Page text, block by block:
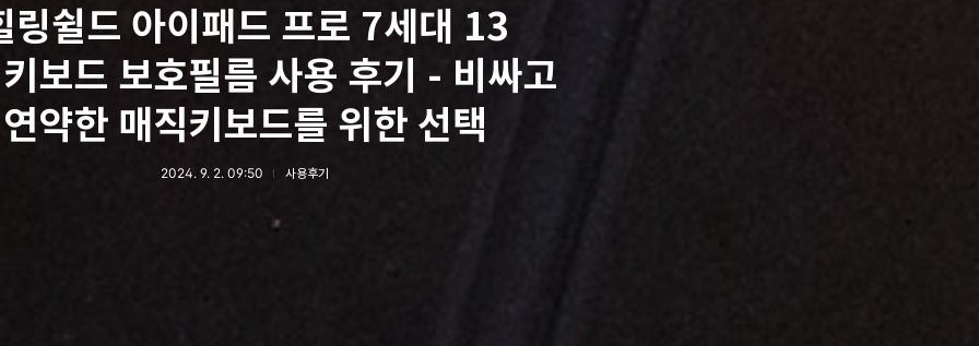
링쉴드 아이패드 프로 7세대 13
보드 보호필름 사용 후기 - 비싸고
연약한 매직키보드를 위한 선택
2024. 9. 2. 09:50 사용후기